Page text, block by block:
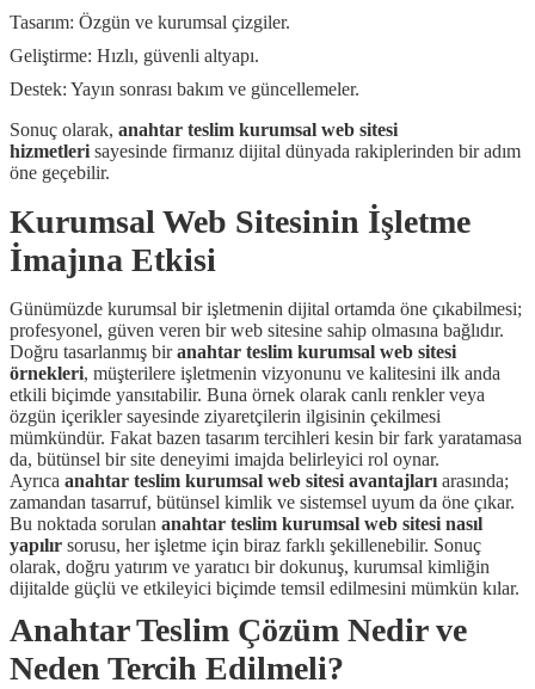
Tasarım: Özgün ve kurumsal çizgiler.
Geliştirme: Hızlı, güvenli altyapı.
Destek: Yayın sonrası bakım ve güncellemeler.
Sonuç olarak, anahtar teslim kurumsal web sitesi
hizmetleri sayesinde firmanız dijital dünyada rakiplerinden bir adım
öne geçebilir.
Kurumsal Web Sitesinin İşletme
İmajına Etkisi
Günümüzde kurumsal bir işletmenin dijital ortamda öne çıkabilmesi;
profesyonel, güven veren bir web sitesine sahip olmasına bağlıdır.
Doğru tasarlanmış biranahtar teslim kurumsal web sitesi
örnekleri, müşterilere işletmenin vizyonunu ve kalitesini ilk anda
etkili biçimde yansıtabilir. Buna örnek olarak canlı renkler veya
özgün içerikler sayesinde ziyaretçilerin ilgisinin çekilmesi
mümkündür. Fakat bazen tasarım tercihleri kesin bir fark yaratamasa
da, bütünsel bir site deneyimi imajda belirleyici rol oynar.
Ayrıca anahtar teslim kurumsal web sitesi avantajları arasında;
zamandan tasarruf, bütünsel kimlik ve sistemsel uyum da öne çıkar.
Bu noktada sorulan anahtar teslim kurumsal web sitesi nasıl
yapılır sorusu, her işletme için biraz farklı şekillenebilir. Sonuç
olarak, doğru yatırım ve yaratıcı bir dokunuş, kurumsal kimliğin
dijitalde güçlü ve etkileyici biçimde temsil edilmesini mümkün kılar.
Anahtar Teslim Çözüm Nedir ve
Neden Tercih Edilmeli?